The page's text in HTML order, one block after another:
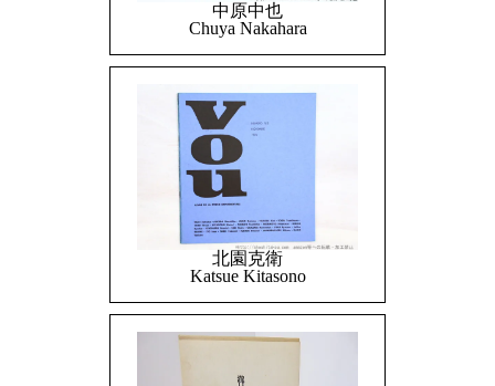
中原中也
Chuya Nakahara
北園克衛
Katsue Kitasono